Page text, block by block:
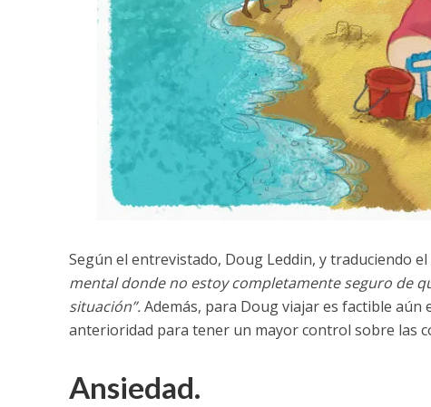
Según el entrevistado, Doug Leddin, y traduciendo
mental donde no estoy completamente seguro de
situación”.Además, para Doug viajar es factible aún
anterioridad para tener un mayor control sobre las
Ansiedad.